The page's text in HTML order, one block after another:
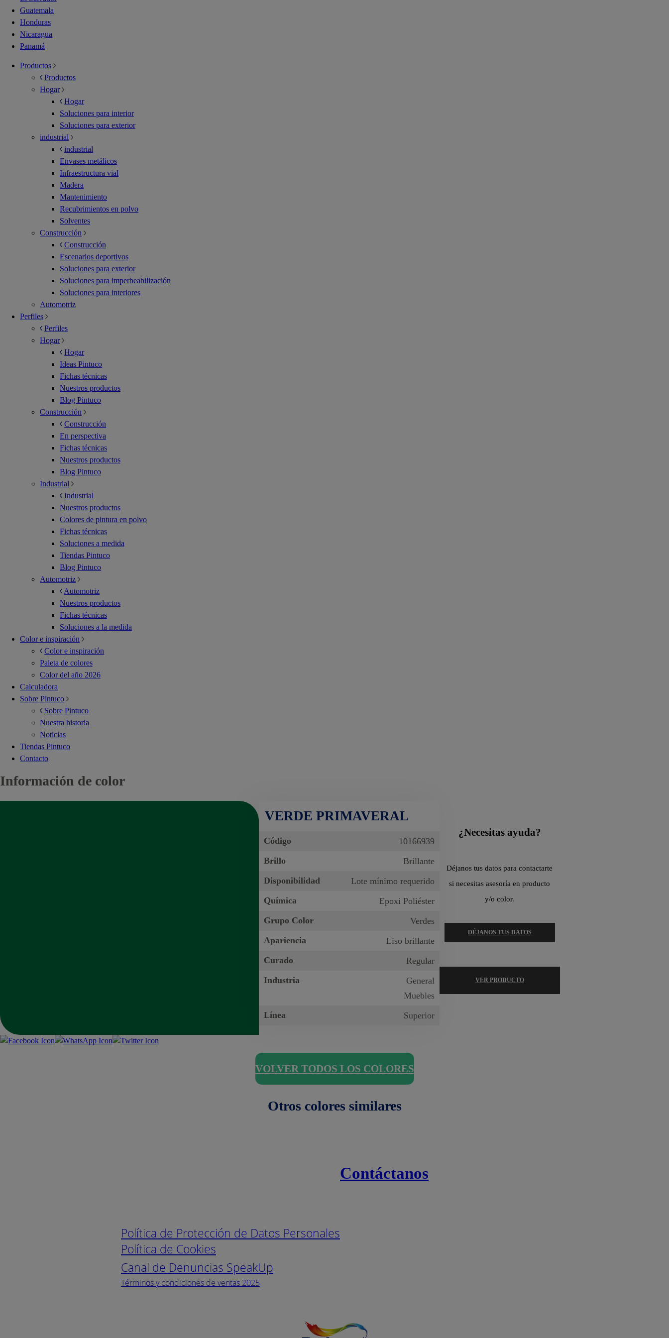
Guatemala
Honduras
Nicaragua
Panamá
Productos
Productos
Hogar
Hogar
Soluciones para interior
Soluciones para exterior
industrial
industrial
Envases metálicos
Infraestructura vial
Madera
Mantenimiento
Recubrimientos en polvo
Solventes
Construcción
Construcción
Escenarios deportivos
Soluciones para exterior
Soluciones para imperbeabilización
Soluciones para interiores
Automotriz
Perfiles
Perfiles
Hogar
Hogar
Ideas Pintuco
Fichas técnicas
Nuestros productos
Blog Pintuco
Construcción
Construcción
En perspectiva
Fichas técnicas
Nuestros productos
Blog Pintuco
Industrial
Industrial
Nuestros productos
Colores de pintura en polvo
Fichas técnicas
Soluciones a medida
Tiendas Pintuco
Blog Pintuco
Automotriz
Automotriz
Nuestros productos
Fichas técnicas
Soluciones a la medida
Color e inspiración
Color e inspiración
Paleta de colores
Color del año 2026
Calculadora
Sobre Pintuco
Sobre Pintuco
Nuestra historia
Noticias
Tiendas Pintuco
Contacto
Información de color
VERDE PRIMAVERAL
Código
10166939
Brillo
Brillante
Disponibilidad
Lote mínimo requerido
Química
Epoxi Poliéster
Grupo Color
Verdes
Apariencia
Liso brillante
Curado
Regular
Industria
General
Muebles
Línea
Superior
¿Necesitas ayuda?
Déjanos tus datos para contactarte
si necesitas asesoría en producto
y/o color.
DÉJANOS TUS DATOS
VER PRODUCTO
VOLVER TODOS LOS COLORES
Otros colores similares
Política de Protección de Datos Personales
Política de Cookies
Canal de Denuncias SpeakUp
Términos y condiciones de ventas 2025
Contáctanos